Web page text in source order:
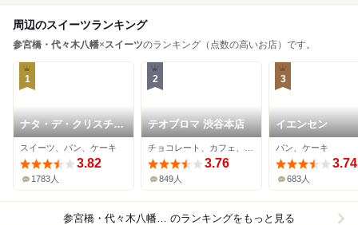
周辺のスイーツランキング
参宮橋・代々木八幡×スイーツのランキング（点数の高いお店）です。
1
ナタ・デ・クリスチア
ノ
スイーツ、パン、ケーキ
3.82
1783人
2
テオブロマ 渋谷本店
3.76
849人
3
イエンセン
パン、ケーキ
3.74
683人
参宮橋・代々木八幡×スイーツ のランキングをもっと見る